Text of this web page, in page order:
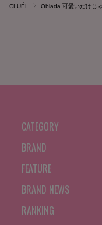
CLUÉL Oblada 可愛いだけじ
CATEGORY
BRAND
FEATURE
BRAND NEWS
RANKING